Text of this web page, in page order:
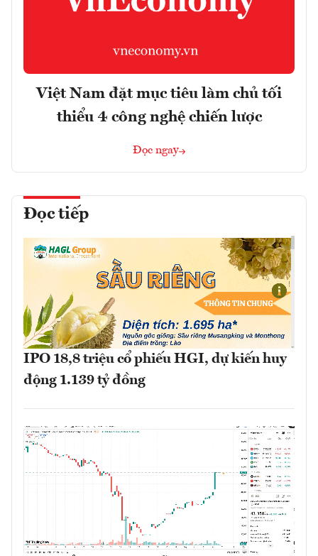
Việt Nam đặt mục tiêu làm chủ tối
thiểu 4 công nghệ chiến lược
Đọc ngay
Đọc tiếp
IPO 18,8 triệu cổ phiếu HGI, dự kiến huy
động 1.139 tỷ đồng